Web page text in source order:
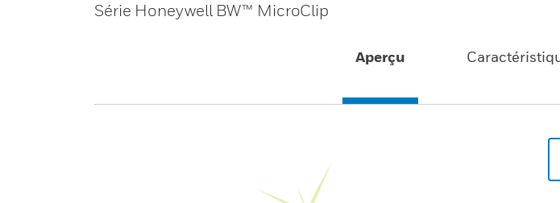
Série Honeywell BW™ MicroClip
Aperçu